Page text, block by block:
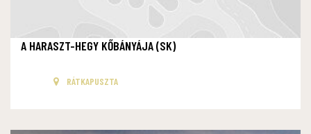
A HARASZT-HEGY KŐBÁNYÁJA (SK)
RÁTKAPUSZTA